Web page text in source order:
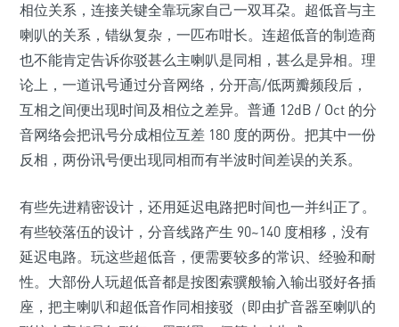
相位关系，连接关键全靠玩家自己一双耳朶。超低音与主
喇叭的关系，错纵复杂，一匹布咁长。连超低音的制造商
也不能肯定告诉你驳甚么主喇叭是同相，甚么是异相。理
论上，一道讯号通过分音网络，分开高/低两瓣频段后，
互相之间便出现时间及相位之差异。普通 12dB / Oct 的分
音网络会把讯号分成相位互差 180 度的两份。把其中一份
反相，两份讯号便出现同相而有半波时间差误的关系。
有些先进精密设计，还用延迟电路把时间也一并纠正了。
有些较落伍的设计，分音线路产生 90~140 度相移，没有
延迟电路。玩这些超低音，便需要较多的常识、经验和耐
性。大部份人玩超低音都是按图索骥般输入输出驳好各插
座，把主喇叭和超低音作同相接驳（即由扩音器至喇叭的